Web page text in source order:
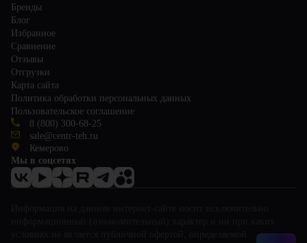
Бренды
Блог
Избранное
Сравнение
Отзывы
Отгрузки
Карта сайта
Политика обработки персональных данных
Пользовательское соглашение
8 (800) 300-68-25
sale@centr-teh.ru
Кемерово
Мы в соцсетях